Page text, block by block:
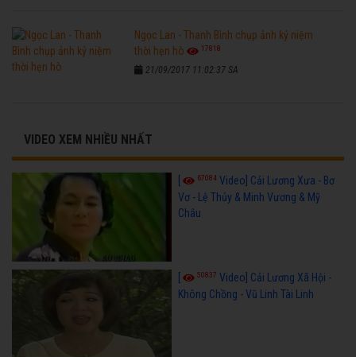
Ngọc Lan - Thanh Bình chụp ảnh kỷ niệm
thời hẹn hò
17818
21/09/2017 11:02:37 SA
VIDEO XEM NHIỀU NHẤT
[ 67084 Video] Cải Lương Xưa - Bơ
Vơ - Lệ Thủy & Minh Vương & Mỹ
Châu
50837 Video] Cải Lương Xã Hội -
Không Chồng - Vũ Linh Tài Linh